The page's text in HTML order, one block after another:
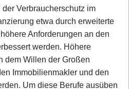
Verbraucherschutz im
etwa durch erweiterte
Anforderungen an den
werden. Höhere
dem Willen der Großen
Immobilienmakler und den
Um diese Berufe ausüben